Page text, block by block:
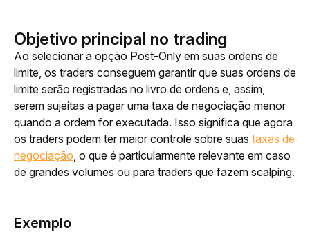
Objetivo principal no trading
Ao selecionar a opção Post-Only em suas ordens de
limite, os traders conseguem garantir que suas ordens de
limite serão registradas no livro de ordens e, assim,
serem sujeitas a pagar uma taxa de negociação menor
quando a ordem for executada. Isso significa que agora
os traders podem ter maior controle sobre suas taxas de
negociação, o que é particularmente relevante em caso
de grandes volumes ou para traders que fazem scalping.
Exemplo